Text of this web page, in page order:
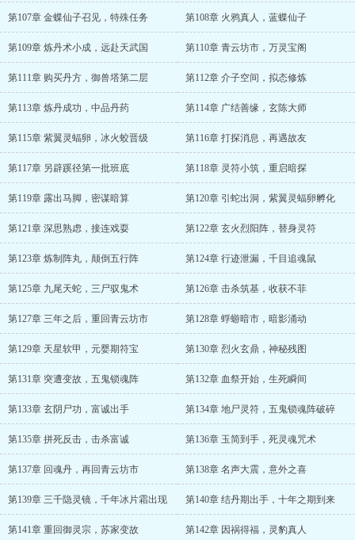
第107章 金蝶仙子召见，特殊任务 第108章 火鸦真人，蓝蝶仙子
第109章 炼丹术小成，远赴天武国 第110章 青云坊市，万灵宝阁
第111章 购买丹方，御兽塔第二层 第112章 介子空间，拟态修炼
第113章 炼丹成功，中品丹药 第114章 广结善缘，玄陈大师
第115章 紫翼灵蝠卵，冰火蛟晋级 第116章 打探消息，再遇故友
第117章 另辟蹊径第一批班底 第118章 灵符小筑，重启暗探
第119章 露出马脚，密谋暗算 第120章 引蛇出洞，紫翼灵蝠卵孵化
第121章 深思熟虑，接连戏耍 第122章 玄火烈阳阵，替身灵符
第123章 炼制阵丸，颠倒五行阵 第124章 行迹泄漏，千目追魂鼠
第125章 九尾天蛇，三尸驭鬼术 第126章 击杀筑基，收获不菲
第127章 三年之后，重回青云坊市 第128章 蜉蝣暗市，暗影涌动
第129章 天星软甲，元婴期符宝 第130章 烈火玄鼎，神秘残图
第131章 突遭变故，五鬼锁魂阵 第132章 血祭开始，生死瞬间
第133章 玄阴尸功，富诚出手 第134章 地尸灵符，五鬼锁魂阵破碎
第135章 拼死反击，击杀富诚 第136章 玉简到手，死灵魂咒术
第137章 回魂丹，再回青云坊市 第138章 名声大震，意外之喜
第139章 三千隐灵镜，千年冰片霜出现 第140章 结丹期出手，十年之期到来
第141章 重回御灵宗，苏家变故 第142章 因祸得福，灵豹真人